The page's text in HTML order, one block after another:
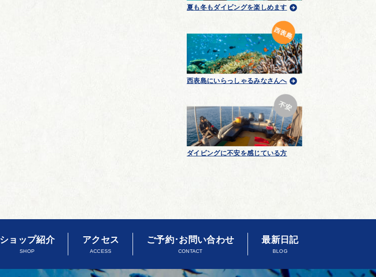
夏も冬もダイビングを楽しめます
西表島にいらっしゃるみなさんへ
ダイビングに不安を感じている方
ショップ紹介
SHOP
アクセス
ACCESS
ご予約･お問い合わせ
CONTACT
最新日記
BLOG